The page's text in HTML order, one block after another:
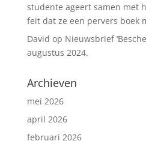
studente ageert samen met
feit dat ze een pervers boek
David op Nieuwsbrief
augustus 2024.
Archieven
mei 2026
april 2026
februari 2026